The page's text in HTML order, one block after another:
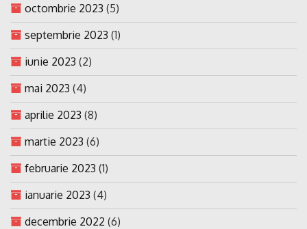
octombrie 2023 (5)
septembrie 2023 (1)
iunie 2023 (2)
mai 2023 (4)
aprilie 2023 (8)
martie 2023 (6)
februarie 2023 (1)
ianuarie 2023 (4)
decembrie 2022 (6)